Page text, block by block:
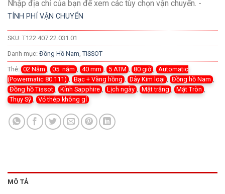
Nhập địa chỉ của bạn để xem các tùy chọn vận chuyển. -
TÍNH PHÍ VẬN CHUYỂN
SKU: T122.407.22.031.01
Danh mục: Đồng Hồ Nam TISSOT
Thẻ: 02 Năm 05 năm 40 mm 5 ATM 80 giờ
Automatic
(Powermatic 80.111)
Bạc + Vàng hồng Dây Kim loại Đồng hồ Nam
Đồng hồ Tissot
Kính Sapphire Lịch ngày Mặt trắng Mặt Tròn
Thụy Sỹ
Vỏ thép không gỉ
MÔ TẢ